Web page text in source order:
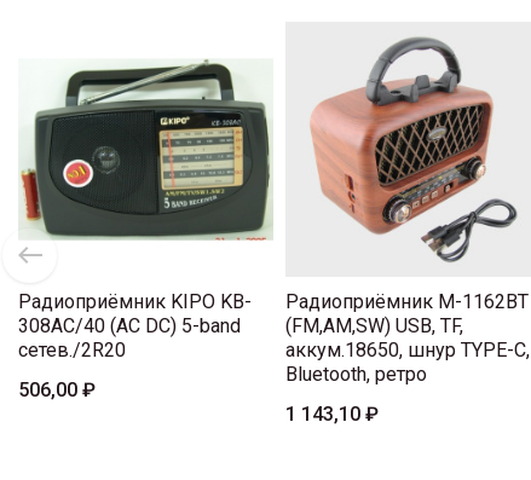
Радиоприёмник KIPO KB-
308AC/40 (AC DC) 5-band
сетев./2R20
506,00 ₽
Радиоприёмник M-1162BT
(FM,AM,SW) USB, TF,
аккум.18650, шнур TYPE-C,
Bluetooth, ретро
1 143,10 ₽